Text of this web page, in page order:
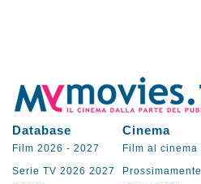
Database Cinema
Film 2026 - 2027 Film al cinema
Serie TV 2026 2027 Prossimamente